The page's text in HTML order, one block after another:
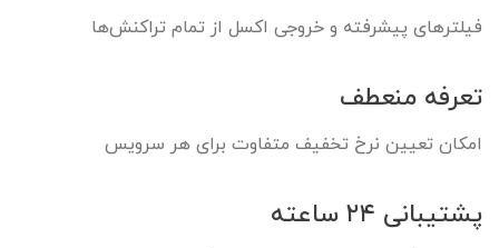
فیلترهای پیشرفته و خروجی اکسل از تمام تراکنش‌ها
تعرفه منعطف
امکان تعیین نرخ تخفیف متفاوت برای هر سرویس
پشتیبانی ۲۴ ساعته